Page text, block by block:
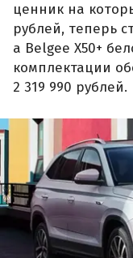
ценник на
рублей, теперь
а Belgee X50+
комплектации
2 319 990 рублей.